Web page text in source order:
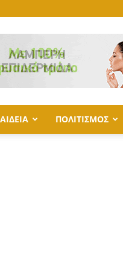
ΠΟΛΙΤΙΣΜΟΣ